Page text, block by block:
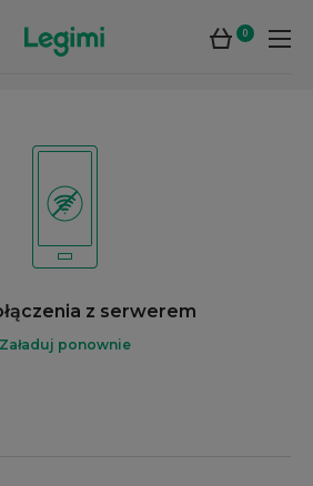
0
z serwerem
Załaduj ponownie